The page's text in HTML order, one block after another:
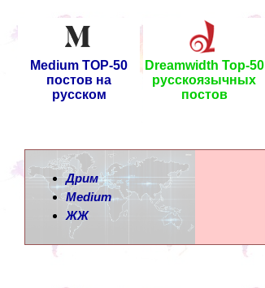
Medium TOP-50
постов на
русском
Dreamwidth Top-50
русскоязычных
постов
Дрим
Medium
ЖЖ